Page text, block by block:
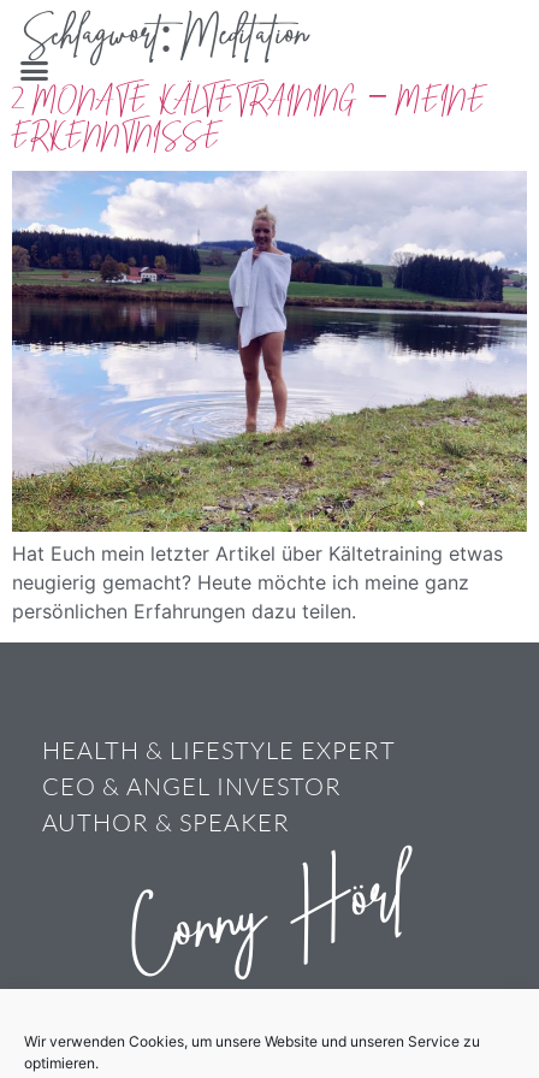
Wir verwenden Cookies, um unsere Website und unseren Service zu
optimieren.
Schlagwort:Meditation
2 MONATE KÄLTETRAINING – MEINE
ERKENNTNISSE
Hat Euch mein letzter Artikel über Kältetraining etwas
neugierig gemacht? Heute möchte ich meine ganz
persönlichen Erfahrungen dazu teilen.
HEALTH & LIFESTYLE EXPERT
CEO & ANGEL INVESTOR
AUTHOR & SPEAKER
Conny Hörl